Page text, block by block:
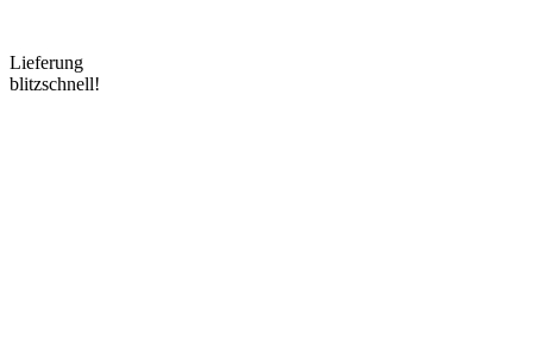
Lieferung
blitzschnell!